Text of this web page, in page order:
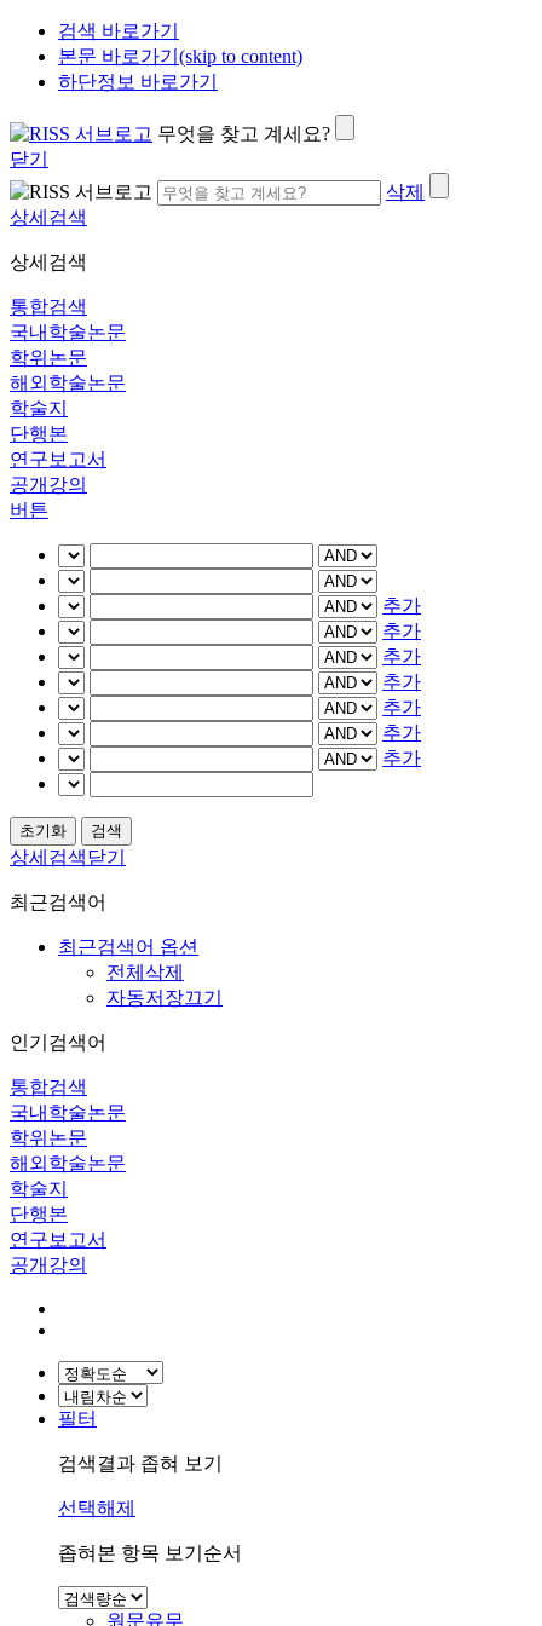
검색 바로가기
본문 바로가기(skip to content)
하단정보 바로가기
무엇을 찾고 계세요?
닫기
삭제
상세검색
상세검색
통합검색
국내학술논문
학위논문
해외학술논문
학술지
단행본
연구보고서
공개강의
버튼
추가
추가
추가
추가
추가
추가
추가
상세검색닫기
최근검색어
최근검색어 옵션
전체삭제
자동저장끄기
인기검색어
통합검색
국내학술논문
학위논문
해외학술논문
학술지
단행본
연구보고서
공개강의
필터
검색결과 좁혀 보기
선택해제
좁혀본 항목 보기순서
원문유무